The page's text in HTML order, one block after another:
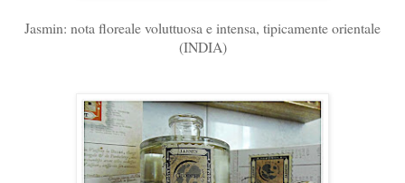
Jasmin: nota floreale voluttuosa e intensa, tipicamente orientale
(INDIA)